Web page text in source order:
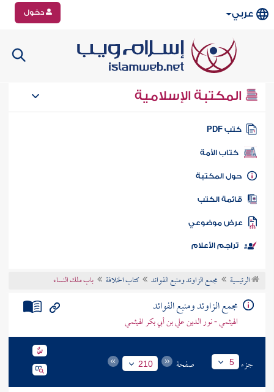
عربي دخول
المكتبة الإسلامية
كتب PDF
كتاب الأمة
المكتبة
الكتب
موضوعي
تراجم الأعلام
الرئيسية مجمع الزاوئد ومنبع الفوائد كتاب الخلافة باب ملك النساء
مجمع الزاوئد ومنبع الفوائد
الهيثمي - نور الدين علي بن أبي بكر الهيثمي
جزء 5 صفحة 210